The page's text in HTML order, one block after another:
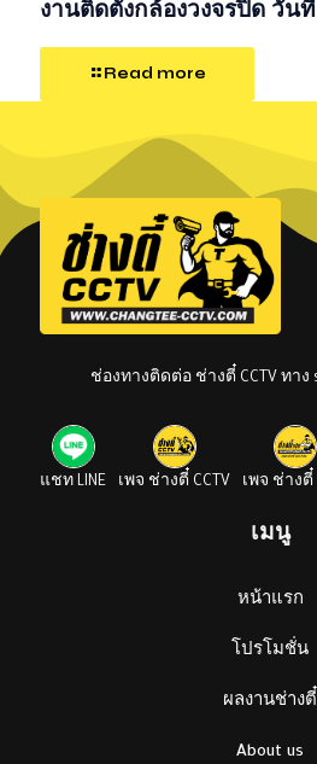
งานติดตั้งกล้องวงจรปิด วันที่
Read more
ช่องทางติดต่อ ช่างตี๋ CCTV ทาง
แชท LINE เพจ ช่างตี๋ CCTV เพจ ช่างตี๋
เมนู
หน้าแรก
โปรโมชั่น
ผลงานช่างตี๋
About us